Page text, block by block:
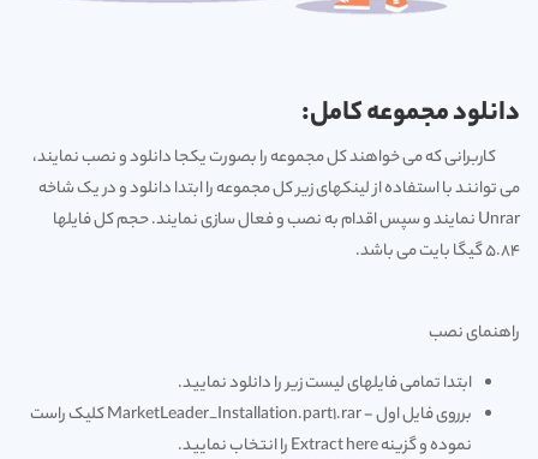
دانلود مجموعه کامل:
کاربرانی که می خواهند کل مجموعه را بصورت یکجا دانلود و نصب نمایند،
می توانند با استفاده از لینکهای زیر کل مجموعه را ابتدا دانلود و در یک شاخه
Unrar نمایند و سپس اقدام به نصب و فعال سازی نمایند. حجم کل فایلها
5.84 گیگا بایت می باشد.
راهنمای نصب
ابتدا تمامی فایلهای لیست زیر را دانلود نمایید.
برروی فایل اول - MarketLeader_Installation.part1.rar کلیک راست
نموده و گزینه Extract here را انتخاب نمایید.